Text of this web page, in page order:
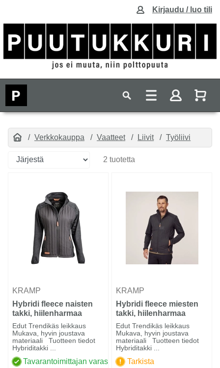
Kirjaudu / luo tili
Verkkokauppa Vaatteet Liivit Työliivi
2 tuotetta
KRAMP
Hybridi fleece naisten
takki, hiilenharmaa
Edut Trendikäs leikkaus
Mukava, hyvin joustava
materiaali Tuotteen tiedot
Hybriditakki ...
Tavarantoimittajan varastossa
KRAMP
Hybridi fleece miesten
takki, hiilenharmaa
Edut Trendikäs leikkaus
Mukava, hyvin joustava
materiaali Tuotteen tiedot
Hybriditakki ...
Tarkista